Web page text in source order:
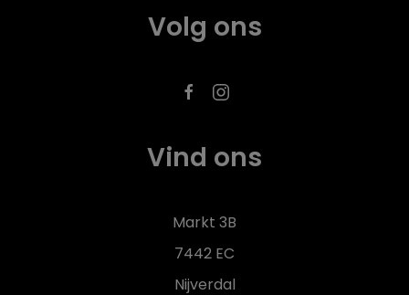
Volg ons
Vind ons
Markt 3B
7442 EC
Nijverdal